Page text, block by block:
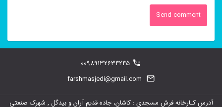
00989132634245
farshmasjedi@gmail.com
آدرس کـارخانه فرش مسجدی : کاشان، جاده قدیم آران و بیدگل , شهرک صنعتی